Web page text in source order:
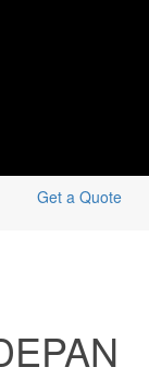
Get a Quote